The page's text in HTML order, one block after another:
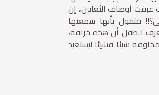
أوصاف الثعابين، إن
فتقول بأنها سمعتها
الطفل أن هذه خرافة،
شيئا فشيئا ليستعيد